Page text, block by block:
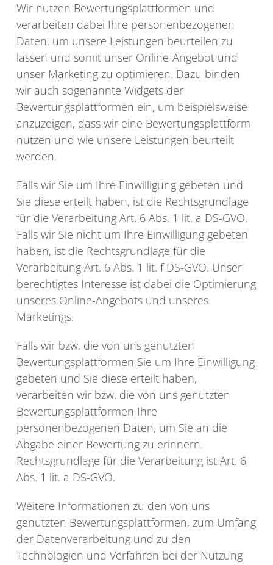
Wir nutzen Bewertungsplattformen und
verarbeiten dabei Ihre personenbezogenen
Daten, um unsere Leistungen beurteilen zu
lassen und somit unser Online-Angebot und
unser Marketing zu optimieren. Dazu binden
wir auch sogenannte Widgets der
Bewertungsplattformen ein, um beispielsweise
anzuzeigen, dass wir eine Bewertungsplattform
nutzen und wie unsere Leistungen beurteilt
werden.
Falls wir Sie um Ihre Einwilligung gebeten und
Sie diese erteilt haben, ist die Rechtsgrundlage
für die Verarbeitung Art. 6 Abs. 1 lit. a DS-GVO.
Falls wir Sie nicht um Ihre Einwilligung gebeten
haben, ist die Rechtsgrundlage für die
Verarbeitung Art. 6 Abs. 1 lit. f DS-GVO. Unser
berechtigtes Interesse ist dabei die Optimierung
unseres Online-Angebots und unseres
Marketings.
Falls wir bzw. die von uns genutzten
Bewertungsplattformen Sie um Ihre Einwilligung
gebeten und Sie diese erteilt haben,
verarbeiten wir bzw. die von uns genutzten
Bewertungsplattformen Ihre
personenbezogenen Daten, um Sie an die
Abgabe einer Bewertung zu erinnern.
Rechtsgrundlage für die Verarbeitung ist Art. 6
Abs. 1 lit. a DS-GVO.
Weitere Informationen zu den von uns
genutzten Bewertungsplattformen, zum Umfang
der Datenverarbeitung und zu den
Technologien und Verfahren bei der Nutzung